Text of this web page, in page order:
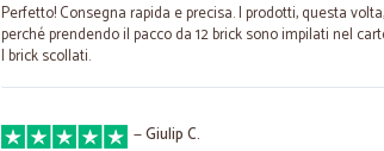
Perfetto! Consegna rapida e precisa. I prodotti, questa
perché prendendo il pacco da 12 brick sono impilati nel
I brick scollati.
—Giulip C.